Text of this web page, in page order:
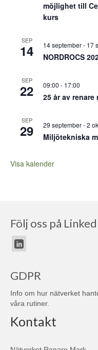
möjlighet till
kurs
SEP
14 14 september- 17
NORDROCS
SEP
22 09:00 - 17:00
25 år av
SEP
29 29 september-2
Miljötekniska
Visa kalender
Följ oss på
GDPR
Info om hur nätverket
våra rutiner.
Kontakt